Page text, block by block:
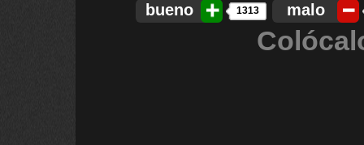
bueno 1313 malo